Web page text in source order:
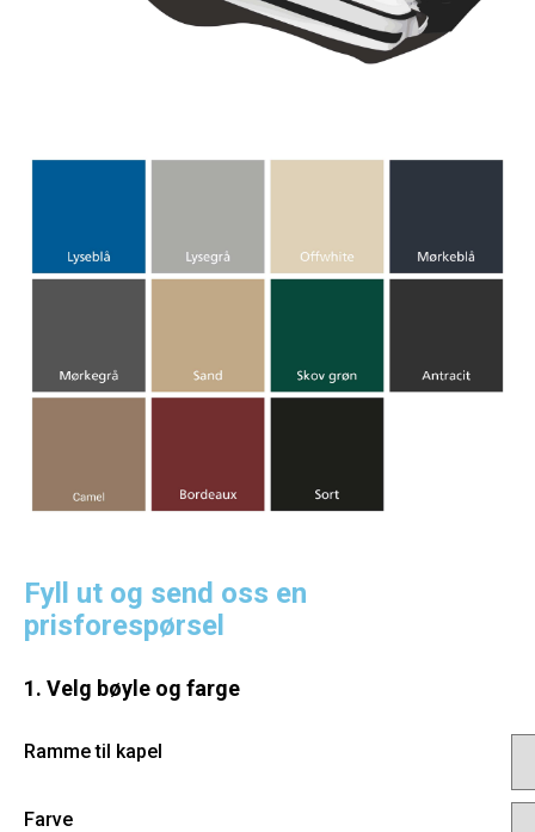
Fyll ut og send oss en
prisforespørsel
1. Velg bøyle og farge
Ramme til kapel
Farve